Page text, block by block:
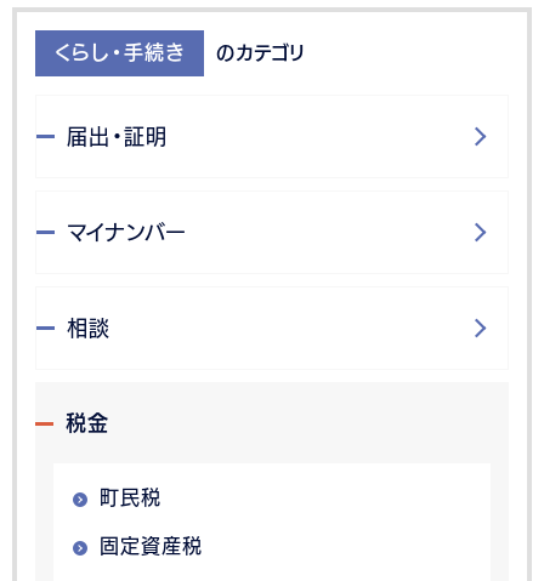
くらし・手続き のカテゴリ
届出・証明
マイナンバー
相談
税金
町民税
固定資産税